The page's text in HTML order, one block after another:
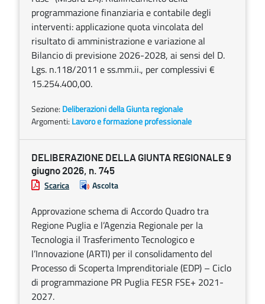
programmazione finanziaria e contabile degli
interventi: applicazione quota vincolata del
risultato di amministrazione e variazione al
Bilancio di previsione 2026-2028, ai sensi del D.
Lgs. n.118/2011 e ss.mm.ii., per complessivi €
15.254.400,00.
Sezione: Deliberazioni della Giunta regionale
Argomenti: Lavoro e formazione professionale
DELIBERAZIONE DELLA GIUNTA REGIONALE 9
giugno 2026, n. 745
Scarica Ascolta
Approvazione schema di Accordo Quadro tra
Regione Puglia e l’Agenzia Regionale per la
Tecnologia il Trasferimento Tecnologico e
l’Innovazione (ARTI) per il consolidamento del
Processo di Scoperta Imprenditoriale (EDP) – Ciclo
di programmazione PR Puglia FESR FSE+ 2021-
2027.